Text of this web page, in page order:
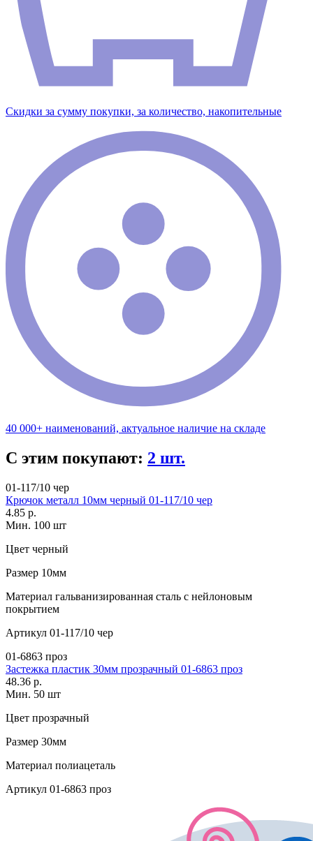
Скидки за сумму покупки, за количество, накопительные
40 000+ наименований, актуальное наличие на складе
С этим покупают: 2 шт.
01-117/10 чер
Крючок металл 10мм черный 01-117/10 чер
4.85 р.
Мин. 100 шт
Цвет черный
Размер 10мм
Материал гальванизированная сталь с нейлоновым
покрытием
Артикул 01-117/10 чер
01-6863 проз
Застежка пластик 30мм прозрачный 01-6863 проз
48.36 р.
Мин. 50 шт
Цвет прозрачный
Размер 30мм
Материал полиацеталь
Артикул 01-6863 проз